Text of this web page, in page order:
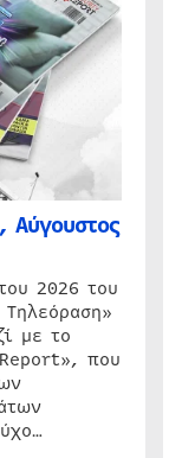
Αύγουστος
2026 του
με το
που